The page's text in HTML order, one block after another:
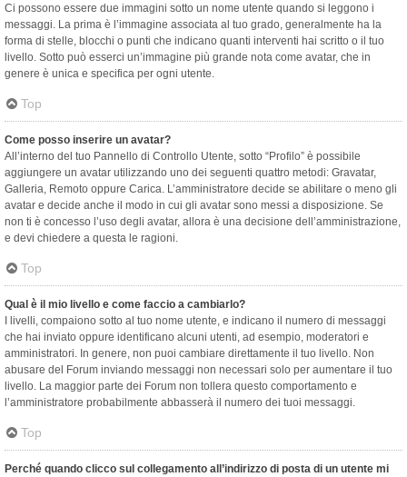
Ci possono essere due immagini sotto un nome utente quando si leggono i
messaggi. La prima è l’immagine associata al tuo grado, generalmente ha la
forma di stelle, blocchi o punti che indicano quanti interventi hai scritto o il tuo
livello. Sotto può esserci un’immagine più grande nota come avatar, che in
genere è unica e specifica per ogni utente.
Top
Come posso inserire un avatar?
All’interno del tuo Pannello di Controllo Utente, sotto “Profilo” è possibile
aggiungere un avatar utilizzando uno dei seguenti quattro metodi: Gravatar,
Galleria, Remoto oppure Carica. L’amministratore decide se abilitare o meno gli
avatar e decide anche il modo in cui gli avatar sono messi a disposizione. Se
non ti è concesso l’uso degli avatar, allora è una decisione dell’amministrazione,
e devi chiedere a questa le ragioni.
Top
Qual è il mio livello e come faccio a cambiarlo?
I livelli, compaiono sotto al tuo nome utente, e indicano il numero di messaggi
che hai inviato oppure identificano alcuni utenti, ad esempio, moderatori e
amministratori. In genere, non puoi cambiare direttamente il tuo livello. Non
abusare del Forum inviando messaggi non necessari solo per aumentare il tuo
livello. La maggior parte dei Forum non tollera questo comportamento e
l’amministratore probabilmente abbasserà il numero dei tuoi messaggi.
Top
Perché quando clicco sul collegamento all’indirizzo di posta di un utente mi